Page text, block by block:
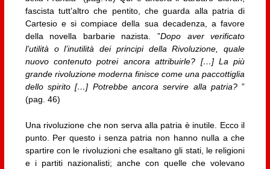
fascista tutt’altro che pentito, che guarda alla patria di
Cartesio e si compiace della sua decadenza, a favore
della novella barbarie nazista. ”Dopo aver verificato
l’utilità o l’inutilità dei principi della Rivoluzione, quale
nuovo contenuto potrei ancora attribuirle? […] La più
grande rivoluzione moderna finisce come una paccottiglia
dello spirito […] Potrebbe ancora servire alla patria?”
(pag. 46)
Una rivoluzione che non serva alla patria è inutile. Ecco il
punto. Per questo i senza patria non hanno nulla a che
spartire con le rivoluzioni che esaltano gli stati, le religioni
e i partiti nazionalisti; anche con quelle che volevano